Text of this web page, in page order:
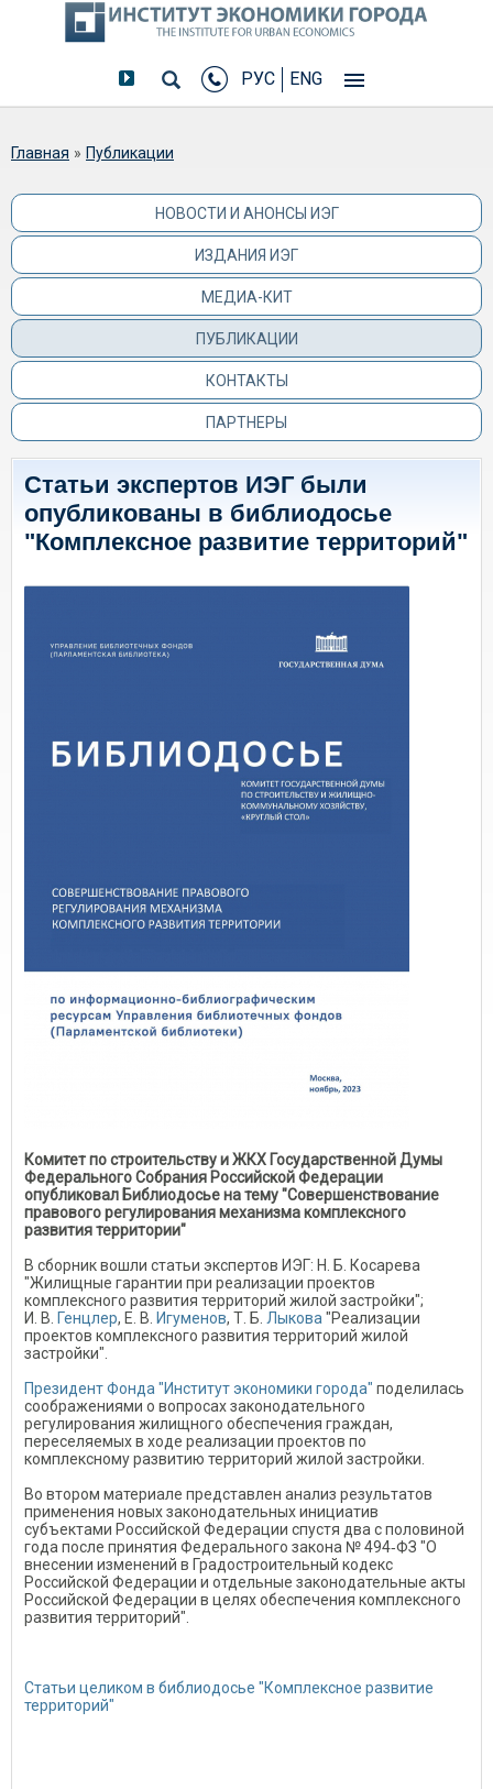
РУС ENG
Вы здесь
Главная » Публикации
НОВОСТИ И АНОНСЫ ИЭГ
ИЗДАНИЯ ИЭГ
МЕДИА-КИТ
ПУБЛИКАЦИИ
КОНТАКТЫ
ПАРТНЕРЫ
Статьи экспертов ИЭГ были
опубликованы в библиодосье
"Комплексное развитие территорий"
Комитет по строительству и ЖКХ Государственной Думы
Федерального Собрания Российской Федерации
опубликовал Библиодосье на тему "Совершенствование
правового регулирования механизма комплексного
развития территории"
В сборник вошли статьи экспертов ИЭГ: Н. Б. Косарева
"Жилищные гарантии при реализации проектов
комплексного развития территорий жилой застройки";
И. В. Генцлер, Е. В. Игуменов, Т. Б. Лыкова "Реализации
проектов комплексного развития территорий жилой
застройки".
Президент Фонда "Институт экономики города" поделилась
соображениями о вопросах законодательного
регулирования жилищного обеспечения граждан,
переселяемых в ходе реализации проектов по
комплексному развитию территорий жилой застройки.
Во втором материале представлен анализ результатов
применения новых законодательных инициатив
субъектами Российской Федерации спустя два с половиной
года после принятия Федерального закона № 494‑ФЗ "О
внесении изменений в Градостроительный кодекс
Российской Федерации и отдельные законодательные акты
Российской Федерации в целях обеспечения комплексного
развития территорий".
Статьи целиком в библиодосье "Комплексное развитие
территорий"